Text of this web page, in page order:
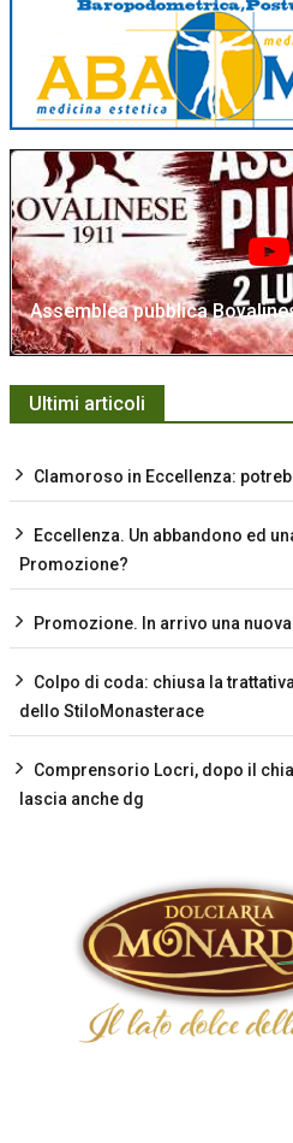
Assemblea pubblica
Ultimi articoli
Clamoroso in Eccellenza:
Eccellenza. Un abbandono ed
Promozione?
Promozione. In arrivo una
Colpo di coda: chiusa la
dello StiloMonasterace
Comprensorio Locri, dopo il
lascia anche dg